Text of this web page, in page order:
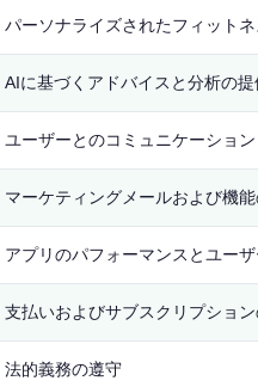
パーソナライズされたフィット
AIに基づくアドバイスと分析の提
ユーザーとのコミュニケーショ
マーケティングメールおよび機
アプリのパフォーマンスとユー
支払いおよびサブスクリプショ
法的義務の遵守